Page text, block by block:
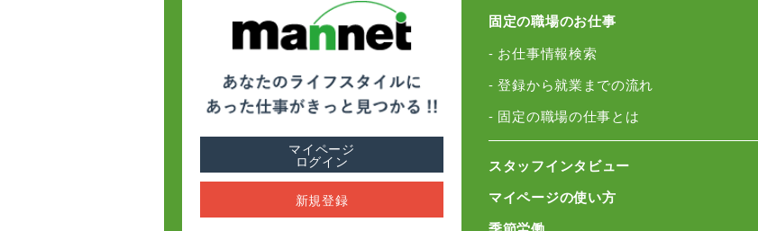
マイページ
ログイン
新規登録
固定の職場のお仕事
- お仕事情報検索
- 登録から就業までの流れ
- 固定の職場の仕事とは
スタッフインタビュー
マイページの使い方